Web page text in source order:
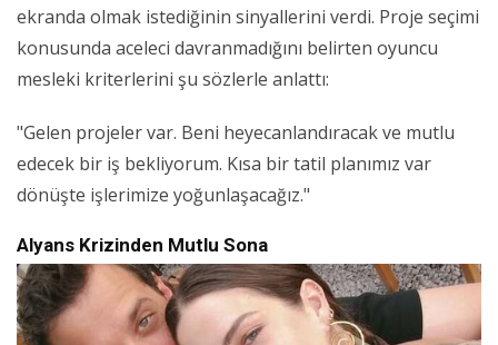
ekranda olmak istediğinin sinyallerini verdi. Proje seçimi
konusunda aceleci davranmadığını belirten oyuncu
mesleki kriterlerini şu sözlerle anlattı:
"Gelen projeler var. Beni heyecanlandıracak ve mutlu
edecek bir iş bekliyorum. Kısa bir tatil planımız var
dönüşte işlerimize yoğunlaşacağız."
Alyans Krizinden Mutlu Sona